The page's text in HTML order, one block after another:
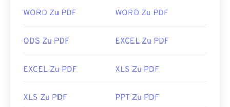
WORD Zu PDF WORD Zu PDF
ODS Zu PDF EXCEL Zu PDF
EXCEL Zu PDF XLS Zu PDF
XLS Zu PDF PPT Zu PDF